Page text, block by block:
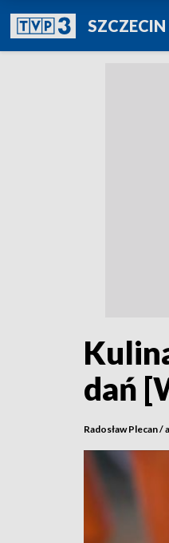
SZCZECIN
TVP
dań
Radosław Plecan /